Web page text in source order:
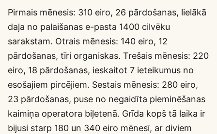
Pirmais mēnesis: 310 eiro, 26 pārdošanas, lielākā
daļa no palaišanas e-pasta 1400 cilvēku
sarakstam. Otrais mēnesis: 140 eiro, 12
pārdošanas, tīri organiskas. Trešais mēnesis: 220
eiro, 18 pārdošanas, ieskaitot 7 ieteikumus no
esošajiem pircējiem. Sestais mēnesis: 280 eiro,
23 pārdošanas, puse no negaidīta pieminēšanas
kaimiņa operatora biļetenā. Grīda kopš tā laika ir
bijusi starp 180 un 340 eiro mēnesī, ar diviem